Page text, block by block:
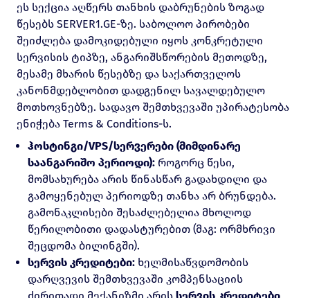
ეს სექცია აღწერს თანხის დაბრუნების ზოგად
წესებს SERVER1.GE-ზე. საბოლოო პირობები
შეიძლება დამოკიდებული იყოს კონკრეტული
სერვისის ტიპზე, ანგარიშსწორების მეთოდზე,
მესამე მხარის წესებზე და საქართველოს
კანონმდებლობით დადგენილ სავალდებულო
მოთხოვნებზე. სადავო შემთხვევაში უპირატესობა
ენიჭება Terms & Conditions-ს.
ჰოსტინგი/VPS/სერვერები (მიმდინარე
საანგარიშო პერიოდი): როგორც წესი,
მომსახურება არის წინასწარ გადახდილი და
გამოყენებულ პერიოდზე თანხა არ ბრუნდება.
გამონაკლისები შესაძლებელია მხოლოდ
წერილობითი დადასტურებით (მაგ: ორმხრივი
შეცდომა ბილინგში).
სერვის კრედიტები: ხელმისაწვდომობის
დარღვევის შემთხვევაში კომპენსაციის